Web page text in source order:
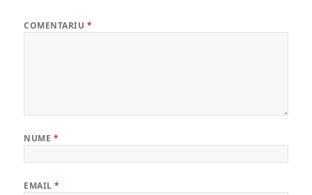
COMENTARIU *
NUME *
EMAIL*